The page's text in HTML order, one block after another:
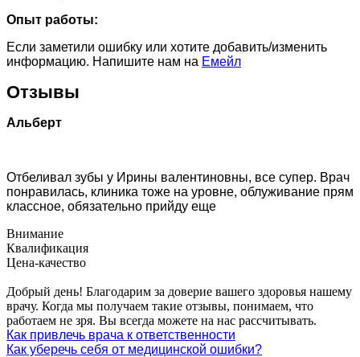
Опыт работы:
Если заметили ошибку или хотите добавить/изменить
информацию. Напишите нам на Емейл
Отзывы
Альберт
Отбеливал зубы у Ирины валентиновны, все супер. Врач
понравилась, клиника тоже на уровне, облуживание прям
классное, обязательно прийду еще
Внимание
Квалификация
Цена-качество
Добрый день! Благодарим за доверие вашего здоровья нашему
врачу. Когда мы получаем такие отзывы, понимаем, что
работаем не зря. Вы всегда можете на нас рассчитывать.
Как привлечь врача к ответственности
Как уберечь себя от медицинской ошибки?